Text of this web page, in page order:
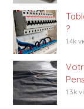
?
1.4k
1.3k